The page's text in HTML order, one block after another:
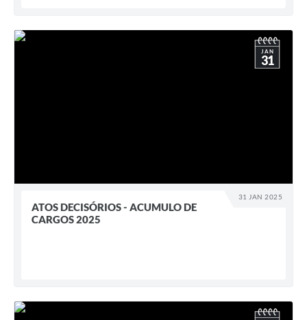
31 JAN 2025
JAN
31
ATOS DECISÓRIOS - ACUMULO DE
CARGOS 2025